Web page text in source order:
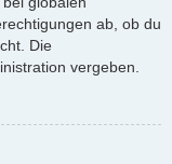
ab, ob du
Die
vergeben.